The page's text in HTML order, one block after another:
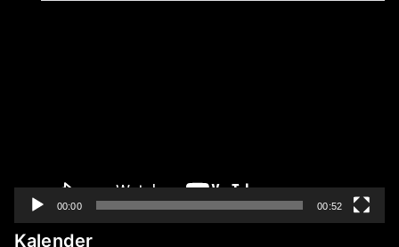
00:00 00:52
Kalender